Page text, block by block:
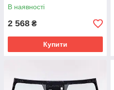
В наявності
2 568 ₴
Купити